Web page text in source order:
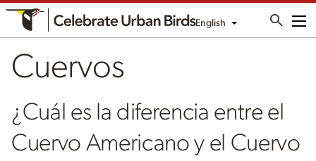
English
Cuervos
¿Cuál es la diferencia entre el
Cuervo Americano y el Cuervo